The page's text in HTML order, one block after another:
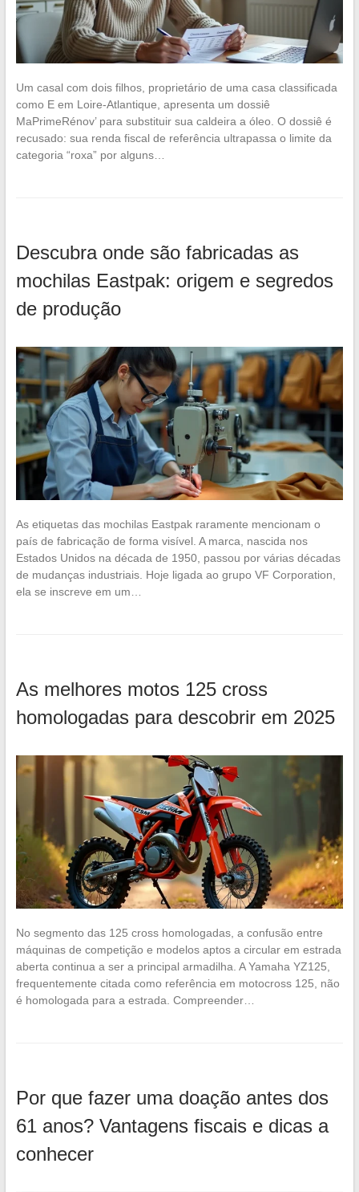
Um casal com dois filhos, proprietário de uma casa classificada
como E em Loire-Atlantique, apresenta um dossiê
MaPrimeRénov’ para substituir sua caldeira a óleo. O dossiê é
recusado: sua renda fiscal de referência ultrapassa o limite da
categoria “roxa” por alguns…
Descubra onde são fabricadas as
mochilas Eastpak: origem e segredos
de produção
As etiquetas das mochilas Eastpak raramente mencionam o
país de fabricação de forma visível. A marca, nascida nos
Estados Unidos na década de 1950, passou por várias décadas
de mudanças industriais. Hoje ligada ao grupo VF Corporation,
ela se inscreve em um…
As melhores motos 125 cross
homologadas para descobrir em 2025
No segmento das 125 cross homologadas, a confusão entre
máquinas de competição e modelos aptos a circular em estrada
aberta continua a ser a principal armadilha. A Yamaha YZ125,
frequentemente citada como referência em motocross 125, não
é homologada para a estrada. Compreender…
Por que fazer uma doação antes dos
61 anos? Vantagens fiscais e dicas a
conhecer